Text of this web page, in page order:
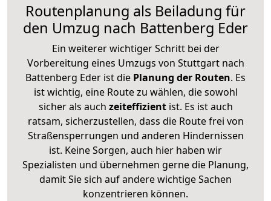
Routenplanung als Beiladung für
den Umzug nach Battenberg Eder
Ein weiterer wichtiger Schritt bei der
Vorbereitung eines Umzugs von Stuttgart nach
Battenberg Eder ist die Planung der Routen. Es
ist wichtig, eine Route zu wählen, die sowohl
sicher als auch zeiteffizientist. Es ist auch
ratsam, sicherzustellen, dass die Route frei von
Straßensperrungen und anderen Hindernissen
ist. Keine Sorgen, auch hier haben wir
Spezialisten und übernehmen gerne die Planung,
damit Sie sich auf andere wichtige Sachen
konzentrieren können.